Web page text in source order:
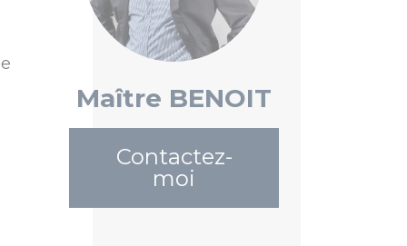
Maître BENOIT
Contactez-
moi